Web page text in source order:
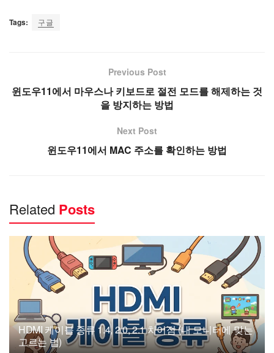
Tags: 구글
Previous Post
윈도우11에서 마우스나 키보드로 절전 모드를 해제하는 것
을 방지하는 방법
Next Post
윈도우11에서 MAC 주소를 확인하는 방법
Related Posts
HDMI 케이블 종류 1.4, 2.0, 2.1 차이점 (내 모니터에 맞는
고르는 법)